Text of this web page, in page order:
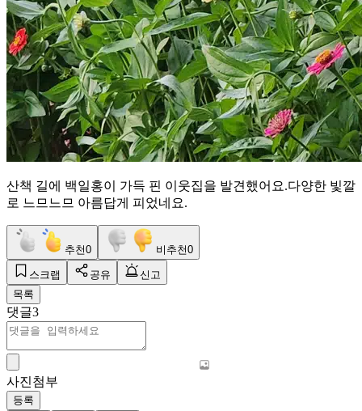
산책 길에 백일홍이 가득 핀 이웃집을 발견했어요.다양한 빛깔
로 느므느므 아름답게 피었네요.
추천0 비추천0
스크랩 공유
신고
목록
댓글3
사진첨부
등록